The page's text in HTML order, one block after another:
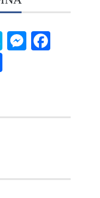
Skype